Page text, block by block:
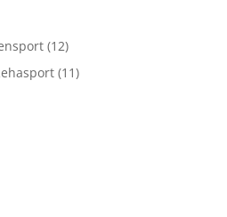
(12)
(11)